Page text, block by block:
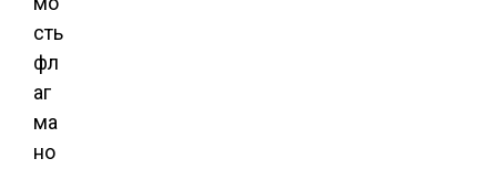
сть
фл
аг
ма
но